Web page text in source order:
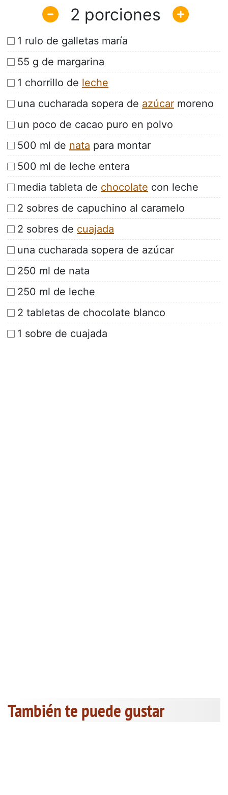
2
1 rulo de galletas maría
55 g de margarina
1 chorrillo de leche
una cucharada sopera de azúcar moreno
un poco de cacao puro en polvo
500 ml de nata para montar
500 ml de leche entera
media tableta de chocolate con leche
2 sobres de capuchino al caramelo
2 sobres de cuajada
una cucharada sopera de azúcar
250 ml de nata
250 ml de leche
2 tabletas de chocolate blanco
1 sobre de cuajada
También te puede gustar